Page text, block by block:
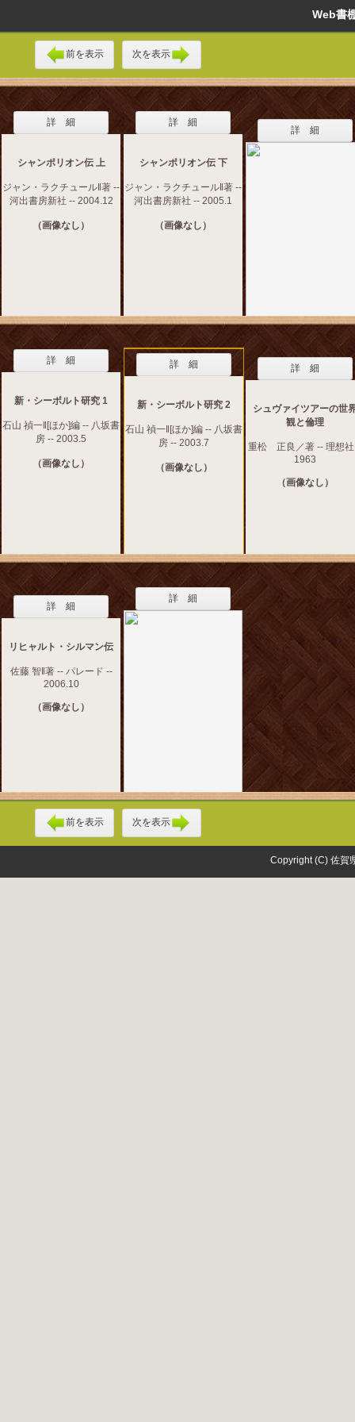
Web
前を表示 次を表示
詳 細
シャンポリオン伝 上
ジャン・ラクチュール‖著 --
河出書房新社 -- 2004.12
（画像なし）
詳 細
シャンポリオン伝 下
ジャン・ラクチュール‖著 --
河出書房新社 -- 2005.1
（画像なし）
詳 細
詳 細
新・シーボルト研究 1
石山 禎一‖[ほか]編 -- 八坂書
房 -- 2003.5
（画像なし）
詳 細
新・シーボルト研究 2
石山 禎一‖[ほか]編 -- 八坂書
房 -- 2003.7
（画像なし）
詳 細
シュヴァイツアーの世
観と倫理
重松 正良／著 -- 理想社
1963
（画像なし）
詳 細
リヒャルト・シルマン伝
佐藤 智‖著 -- パレード --
2006.10
（画像なし）
詳 細
前を表示 次を表示
Copyright (C) 佐賀